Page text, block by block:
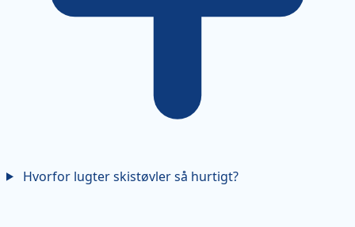
Hvorfor lugter skistøvler så hurtigt?